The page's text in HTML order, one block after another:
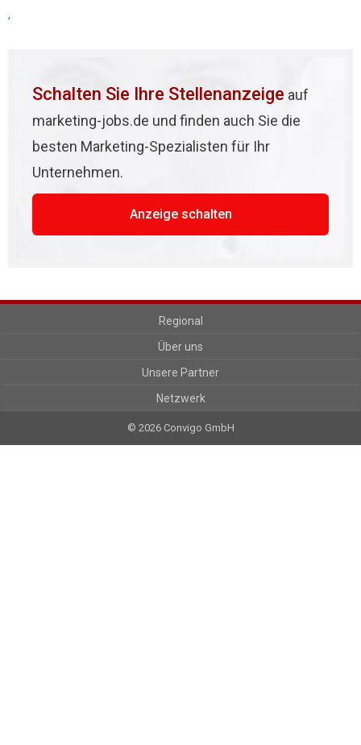
,
Schalten Sie Ihre Stellenanzeige auf
marketing-jobs.de und finden auch Sie die
besten Marketing-Spezialisten für Ihr
Unternehmen.
Anzeige schalten
Regional
Über uns
Unsere Partner
Netzwerk
© 2026 Convigo GmbH